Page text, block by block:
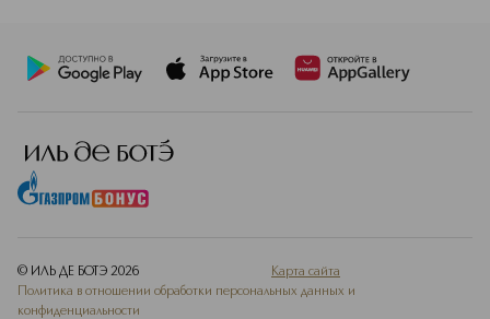
© ИЛЬ ДЕ БОТЭ 2026
Карта сайта
Политика в отношении обработки персональных данных и
конфиденциальности